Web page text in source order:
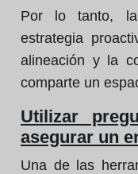
Por lo tanto, la
estrategia
alineación y la
comparte un
Utilizar
asegurar un
Una de las